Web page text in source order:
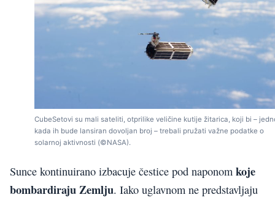
CubeSetovi su mali sateliti, otprilike veličine kutije žitarica, koji bi –
kada ih bude lansiran dovoljan broj – trebali pružati važne podatke o
solarnoj aktivnosti (©NASA).
Sunce kontinuirano izbacuje čestice pod naponom koje
bombardiraju Zemlju. Iako uglavnom ne predstavljaju